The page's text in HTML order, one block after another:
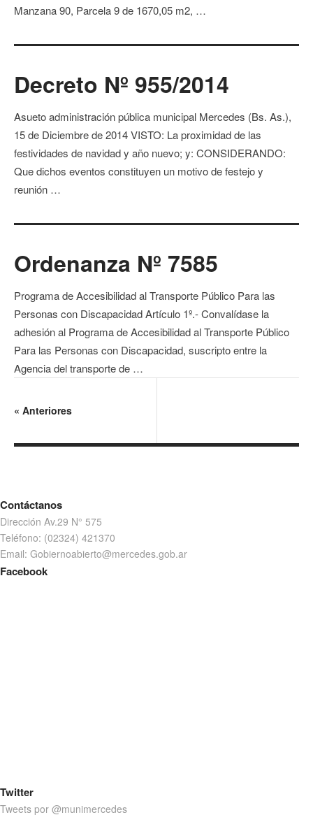
Manzana 90, Parcela 9 de 1670,05 m2, …
Decreto Nº 955/2014
Asueto administración pública municipal Mercedes (Bs. As.),
15 de Diciembre de 2014 VISTO: La proximidad de las
festividades de navidad y año nuevo; y: CONSIDERANDO:
Que dichos eventos constituyen un motivo de festejo y
reunión …
Ordenanza Nº 7585
Programa de Accesibilidad al Transporte Público Para las
Personas con Discapacidad Artículo 1º.- Convalídase la
adhesión al Programa de Accesibilidad al Transporte Público
Para las Personas con Discapacidad, suscripto entre la
Agencia del transporte de …
« Anteriores
Contáctanos
Dirección Av.29 N° 575
Teléfono: (02324) 421370
Email: Gobiernoabierto@mercedes.gob.ar
Facebook
Twitter
Tweets por @munimercedes